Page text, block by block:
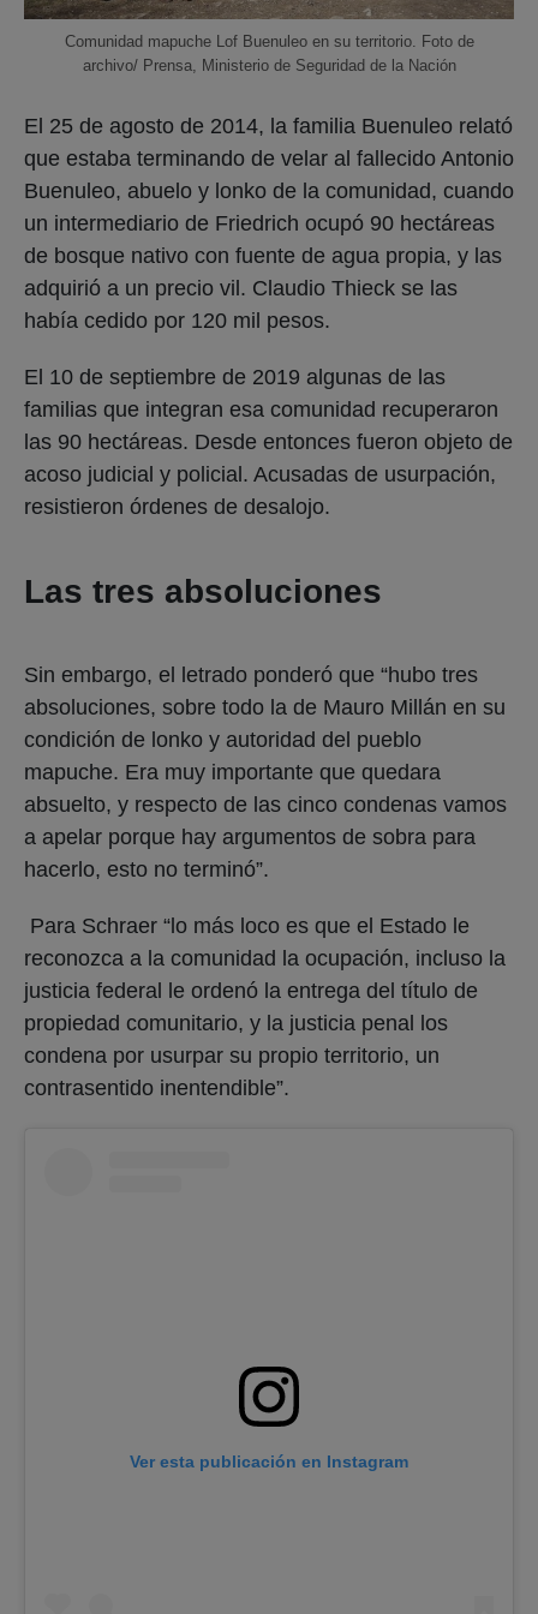
Comunidad mapuche Lof Buenuleo en su territorio. Foto de
archivo/ Prensa, Ministerio de Seguridad de la Nación
El 25 de agosto de 2014, la familia Buenuleo relató
que estaba terminando de velar al fallecido Antonio
Buenuleo, abuelo y lonko de la comunidad, cuando
un intermediario de Friedrich ocupó 90 hectáreas
de bosque nativo con fuente de agua propia, y las
adquirió a un precio vil. Claudio Thieck se las
había cedido por 120 mil pesos.
El 10 de septiembre de 2019 algunas de las
familias que integran esa comunidad recuperaron
las 90 hectáreas. Desde entonces fueron objeto de
acoso judicial y policial. Acusadas de usurpación,
resistieron órdenes de desalojo.
Las tres absoluciones
Sin embargo, el letrado ponderó que “hubo tres
absoluciones, sobre todo la de Mauro Millán en su
condición de lonko y autoridad del pueblo
mapuche. Era muy importante que quedara
absuelto, y respecto de las cinco condenas vamos
a apelar porque hay argumentos de sobra para
hacerlo, esto no terminó”.
Para Schraer “lo más loco es que el Estado le
reconozca a la comunidad la ocupación, incluso la
justicia federal le ordenó la entrega del título de
propiedad comunitario, y la justicia penal los
condena por usurpar su propio territorio, un
contrasentido inentendible”.
Ver esta publicación en Instagram